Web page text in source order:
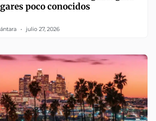
poco conocidos
julio 27, 2026